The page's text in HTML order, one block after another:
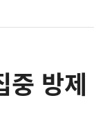
중 방제